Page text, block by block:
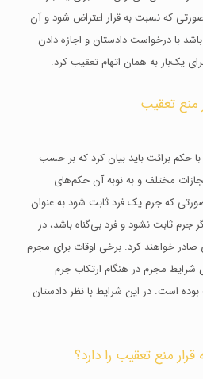
که نسبت به قرار اعتراض شود و آن
با درخواست دادستان و اجازه دادن
یک‌بار به همان اتهام تعقیب کرد‌.
منع تعقیب
حکم برائت باید بیان کرد که بر حسب
مختلف و به نوبه آن حکم‌های
که جرم یک فرد ثابت شود به عنوان
جرم ثابت نشود و فرد بی‌گناه باشد، در
خواهند کرد. برخی اوقات برای مجرم
شرایط مجرم در هنگام ارتکاب جرم
است. در این شرایط با نظر دادستان
منع تعقیب را دارد؟